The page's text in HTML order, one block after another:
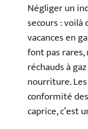
Négliger un
secours :
vacances en
font pas
réchauds à
nourriture.
conformité
caprice, c’est